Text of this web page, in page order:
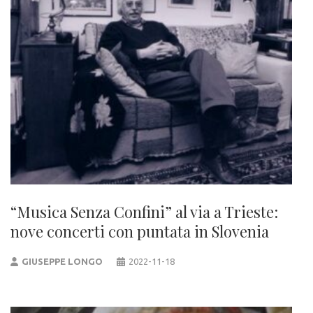
“Musica Senza Confini” al via a Trieste:
nove concerti con puntata in Slovenia
GIUSEPPE LONGO 2022-11-18